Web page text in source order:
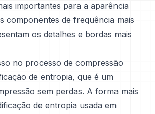
importantes para a aparência
componentes de frequência mais
os detalhes e bordas mais
no processo de compressão
de entropia, que é um
sem perdas. A forma mais
de entropia usada em